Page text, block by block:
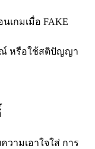
เกมเมื่อ FAKE
ณ์ หรือใช้สติปัญญา
วามเอาใจใส่ การ